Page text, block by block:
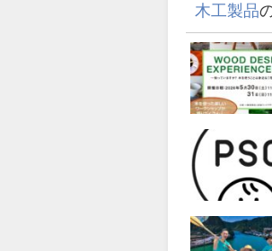
木工製品